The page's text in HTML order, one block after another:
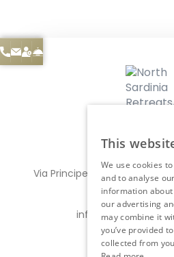
Via Principe Amedeo 12,
(+39) 377 35
P. IVA
This
We use cookies
and to analyse
information
our advertising
may combine it
you’ve provided
collected from